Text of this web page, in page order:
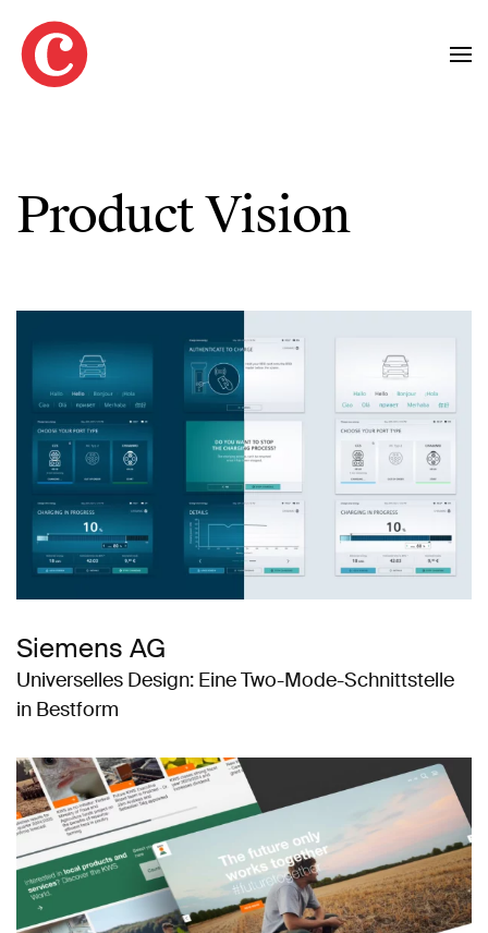
Zum Hauptinhalt springen
Product Vision
Siemens AG
Universelles Design: Eine Two-Mode-Schnittstelle
in Bestform